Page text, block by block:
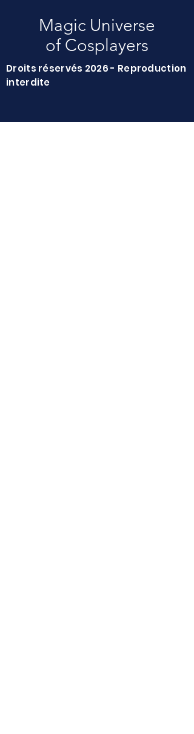
Magic Universe
of Cosplayers
Droits réservés 2026 - Reproduction
interdite